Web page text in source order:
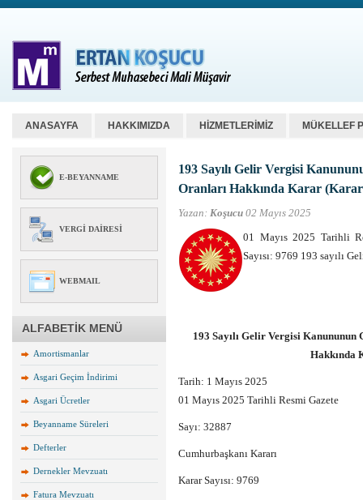
ANASAYFA HAKKIMIZDA HİZMETLERİMİZ MÜKELLEF
E-BEYANNAME
VERGI DAIRESI
WEBMAIL
ALFABETİK MENÜ
Amortismanlar
Asgari Geçim İndirimi
Asgari Ücretler
Beyanname Süreleri
Defterler
Dernekler Mevzuatı
Fatura Mevzuatı
193 Sayılı Gelir Vergisi
Oranları Hakkında Karar (Karar
Yazan: Koşucu 02 Mayıs 2025
01 Mayıs 2025 Tarihli
Sayısı: 9769 193 sayılı
193 Sayılı Gelir Vergisi
Hakkında
Tarih: 1 Mayıs 2025
01 Mayıs 2025 Tarihli Resmi Gazete
Sayı: 32887
Cumhurbaşkanı Kararı
Karar Sayısı: 9769